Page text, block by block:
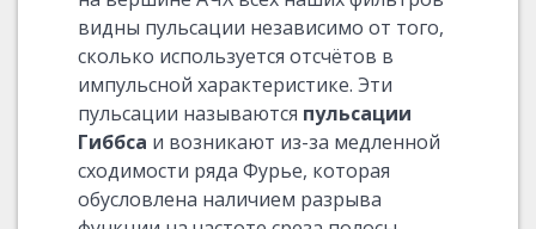
видны пульсации независимо от того,
сколько используется отсчётов в
импульсной характеристике. Эти
пульсации называются пульсации
Гиббса и возникают из-за медленной
сходимости ряда Фурье, которая
обусловлена наличием разрыва